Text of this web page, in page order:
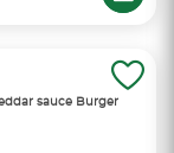
sauce Burger